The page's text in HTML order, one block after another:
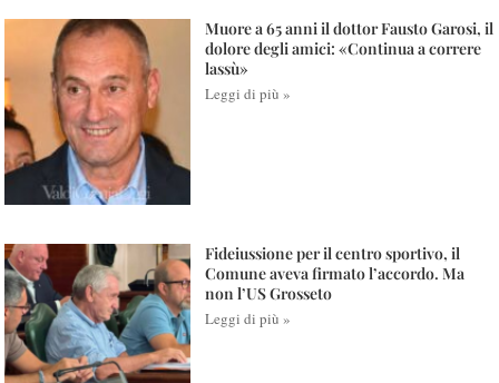
Muore a 65 anni il dottor Fausto Garosi, il
dolore degli amici: «Continua a correre
lassù»
Leggi di più »
Fideiussione per il centro sportivo, il
Comune aveva firmato l’accordo. Ma
non l’US Grosseto
Leggi di più »